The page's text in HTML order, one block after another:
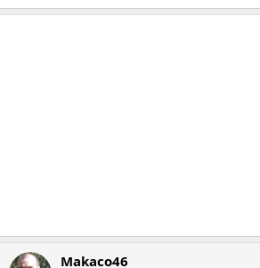
Makaco46